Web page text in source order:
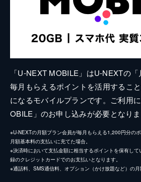
「U-NEXT MOBILE」はU-NEXTの
毎月もらえるポイントを活用するこ
になるモバイルプランです。ご利用
OBILE」のお申し込みが必要となりま
※U-NEXTの月額プラン会員が毎月もらえる1,200円分の
月額基本料の支払いに充てた場合。
※決済時において支払金額に相当するポイントを保有し
録のクレジットカードでのお支払いとなります。
※通話料、SMS通信料、オプション（かけ放題など）の月